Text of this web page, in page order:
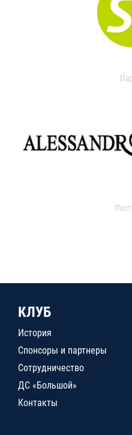
КЛУБ
История
Спонсоры и партнеры
Сотрудничество
ДС «Большой»
Контакты